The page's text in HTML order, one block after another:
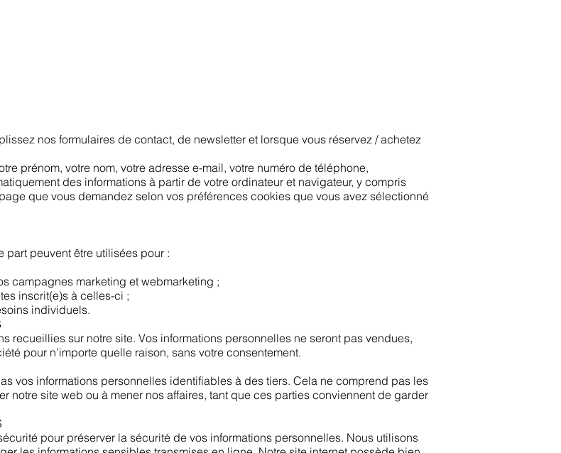
nos formulaires de contact, de newsletter et lorsque vous réservez / achetez
prénom, votre nom, votre adresse e-mail, votre numéro de téléphone,
des informations à partir de votre ordinateur et navigateur, y compris
que vous demandez selon vos préférences cookies que vous avez sélectionné
part peuvent être utilisées pour :
campagnes marketing et webmarketing ;
inscrit(e)s à celles-ci ;
individuels.
recueillies sur notre site. Vos informations personnelles ne seront pas vendues,
pour n’importe quelle raison, sans votre consentement.​
vos informations personnelles identifiables à des tiers. Cela ne comprend pas les
notre site web ou à mener nos affaires, tant que ces parties conviennent de garder
pour préserver la sécurité de vos informations personnelles. Nous utilisons